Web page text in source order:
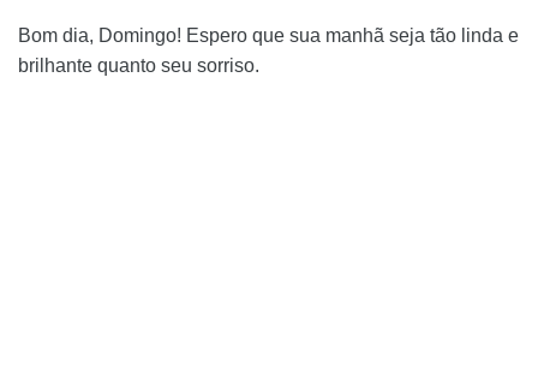
Bom dia, Domingo! Espero que sua manhã seja tão linda e
brilhante quanto seu sorriso.